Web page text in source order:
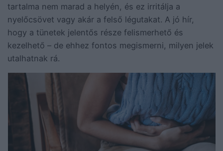
tartalma nem marad a helyén, és ez irritálja a
nyelőcsövet vagy akár a felső légutakat. A jó hír,
hogy a tünetek jelentős része felismerhető és
kezelhető – de ehhez fontos megismerni, milyen jelek
utalhatnak rá.